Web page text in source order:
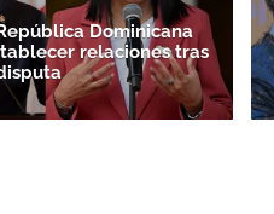
Dominicana
relaciones tras